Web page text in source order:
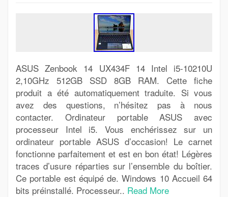
ASUS Zenbook 14 UX434F 14 Intel i5-10210U
2,10GHz 512GB SSD 8GB RAM. Cette fiche
produit a été automatiquement traduite. Si vous
avez des questions, n’hésitez pas à nous
contacter. Ordinateur portable ASUS avec
processeur Intel i5. Vous enchérissez sur un
ordinateur portable ASUS d’occasion! Le carnet
fonctionne parfaitement et est en bon état! Légères
traces d’usure réparties sur l’ensemble du boîtier.
Ce portable est équipé de. Windows 10 Accueil 64
bits préinstallé. Processeur.. Read More